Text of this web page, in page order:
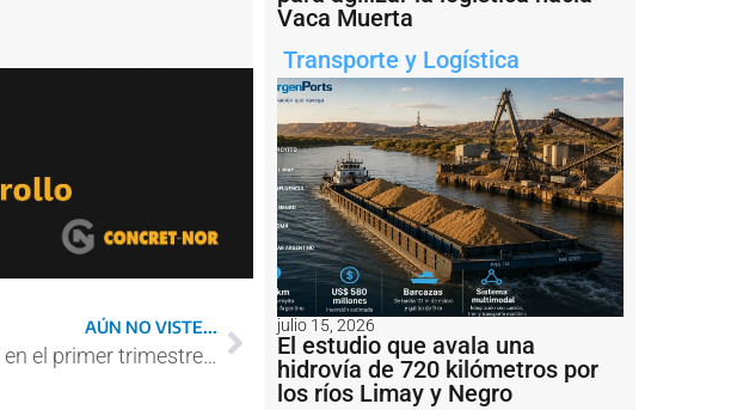
AÚN NO VISTE...
Sólida recuperación de YPF en el primer trimestre del año
Vaca Muerta
Transporte y Logística
julio 15, 2026
El estudio que avala una
hidrovía de 720 kilómetros por
los ríos Limay y Negro